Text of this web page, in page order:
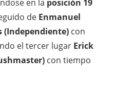
en la posición 19
de Enmanuel
(Independiente) con
el tercer lugar Erick
con tiempo